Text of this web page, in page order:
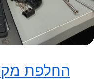
החלפת